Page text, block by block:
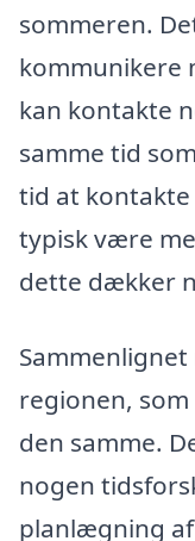
sommeren.
kommunikere
kan kontakte
samme tid
tid at kontakte
typisk være
dette dækker
regionen,
den samme.
nogen
planlægning